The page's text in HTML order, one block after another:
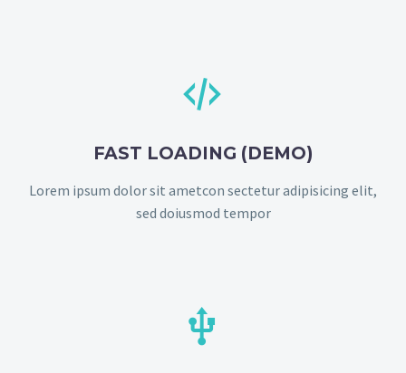


FAST LOADING (DEMO)
Lorem ipsum dolor sit ametcon sectetur adipisicing elit,
sed doiusmod tempor

